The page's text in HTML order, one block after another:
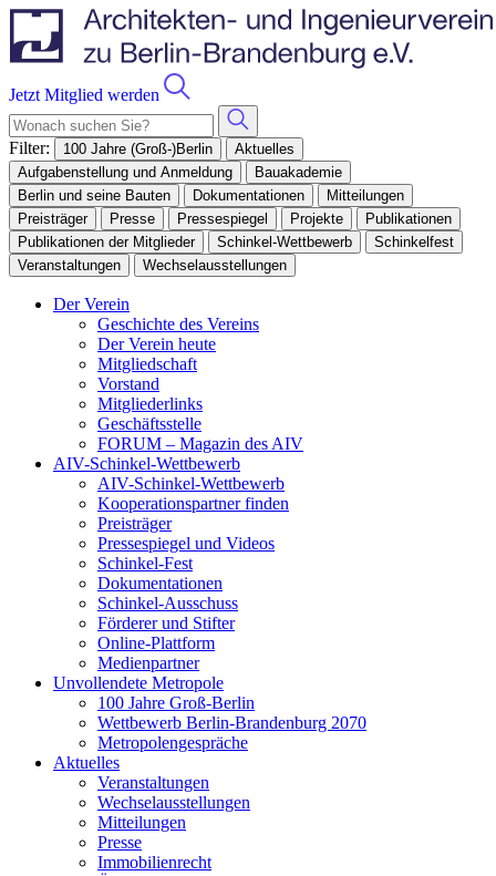
Jetzt Mitglied werden
Filter: 100 Jahre (Groß-)Berlin
Aktuelles
Aufgabenstellung und Anmeldung
Bauakademie
Berlin und seine Bauten
Dokumentationen
Mitteilungen
Preisträger
Presse Pressespiegel Projekte
Publikationen
Publikationen der Mitglieder
Schinkel-Wettbewerb
Schinkelfest
Veranstaltungen
Wechselausstellungen
Der Verein
Geschichte des Vereins
Der Verein heute
Mitgliedschaft
Vorstand
Mitgliederlinks
Geschäftsstelle
FORUM – Magazin des AIV
AIV-Schinkel-Wettbewerb
AIV-Schinkel-Wettbewerb
Kooperationspartner finden
Preisträger
Pressespiegel und Videos
Schinkel-Fest
Dokumentationen
Schinkel-Ausschuss
Förderer und Stifter
Online-Plattform
Medienpartner
Unvollendete Metropole
100 Jahre Groß-Berlin
Wettbewerb Berlin-Brandenburg 2070
Metropolengespräche
Aktuelles
Veranstaltungen
Wechselausstellungen
Mitteilungen
Presse
Immobilienrecht